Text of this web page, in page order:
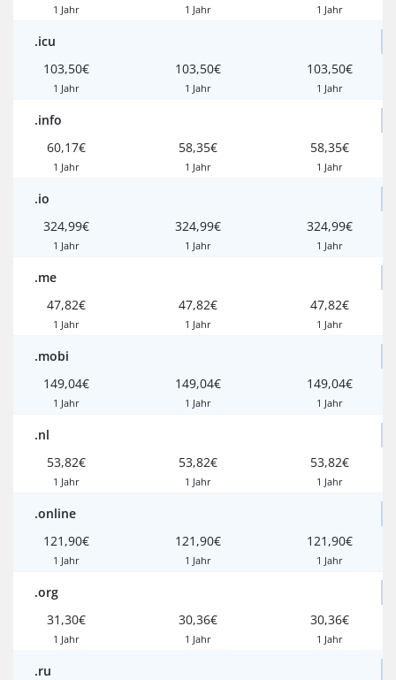
1 Jahr 1 Jahr 1 Jahr
.icu
103,50€
1 Jahr
103,50€
1 Jahr
103,50€
1 Jahr
.info
60,17€
1 Jahr
58,35€
1 Jahr
58,35€
1 Jahr
.io
324,99€
1 Jahr
324,99€
1 Jahr
324,99€
1 Jahr
.me
47,82€
1 Jahr
47,82€
1 Jahr
47,82€
1 Jahr
.mobi
149,04€
1 Jahr
149,04€
1 Jahr
149,04€
1 Jahr
.nl
53,82€
1 Jahr
53,82€
1 Jahr
53,82€
1 Jahr
.online
121,90€
1 Jahr
121,90€
1 Jahr
121,90€
1 Jahr
.org
31,30€
1 Jahr
30,36€
1 Jahr
30,36€
1 Jahr
.ru